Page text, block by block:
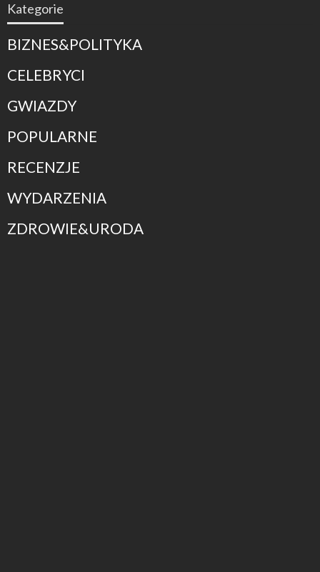
Kategorie
BIZNES&POLITYKA
CELEBRYCI
GWIAZDY
POPULARNE
RECENZJE
WYDARZENIA
ZDROWIE&URODA